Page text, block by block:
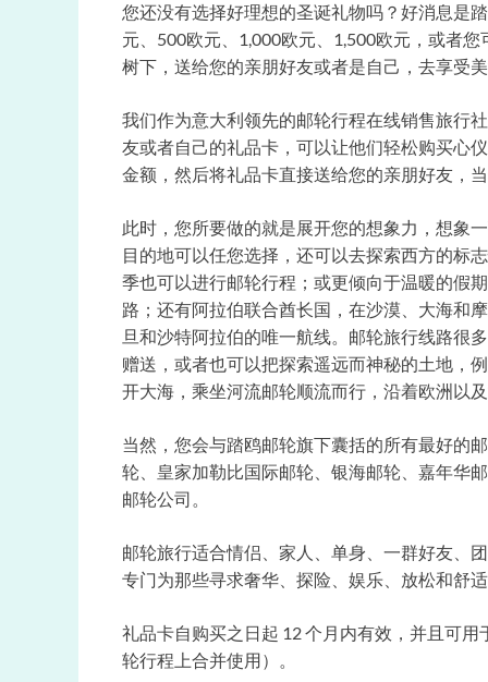
您还没有选择好理想的圣诞礼物吗？好消息是
元、500欧元、1,000欧元、1,500欧元，或者
树下，送给您的亲朋好友或者是自己，去享受
我们作为意大利领先的邮轮行程在线销售旅行
友或者自己的礼品卡，可以让他们轻松购买心
金额，然后将礼品卡直接送给您的亲朋好友，
此时，您所要做的就是展开您的想象力，想象
目的地可以任您选择，还可以去探索西方的标
季也可以进行邮轮行程；或更倾向于温暖的假
路；还有阿拉伯联合酋长国，在沙漠、大海和
旦和沙特阿拉伯的唯一航线。邮轮旅行线路很
赠送，或者也可以把探索遥远而神秘的土地，
开大海，乘坐河流邮轮顺流而行，沿着欧洲以
当然，您会与踏鸥邮轮旗下囊括的所有最好的
轮、皇家加勒比国际邮轮、银海邮轮、嘉年华
邮轮公司。
邮轮旅行适合情侣、家人、单身、一群好友、
专门为那些寻求奢华、探险、娱乐、放松和舒
礼品卡自购买之日起 12 个月内有效，并且可
轮行程上合并使用）。